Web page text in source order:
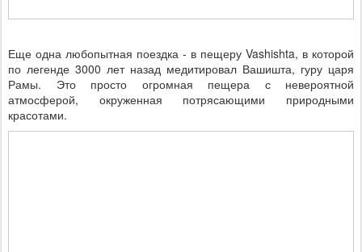
Еще одна любопытная поездка - в пещеру Vashishta, в которой
по легенде 3000 лет назад медитировал Вашишта, гуру царя
Рамы. Это просто огромная пещера с невероятной
атмосферой, окруженная потрясающими природными
красотами.